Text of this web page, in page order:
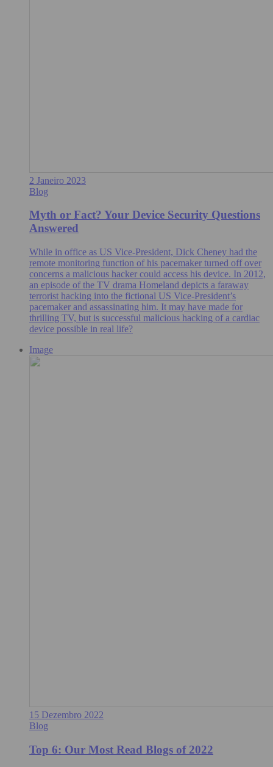
2 Janeiro 2023
Blog
Myth or Fact? Your Device Security Questions
Answered
While in office as US Vice-President, Dick Cheney had the
remote monitoring function of his pacemaker turned off over
concerns a malicious hacker could access his device. In 2012,
an episode of the TV drama Homeland depicts a faraway
terrorist hacking into the fictional US Vice-President’s
pacemaker and assassinating him. It may have made for
thrilling TV, but is successful malicious hacking of a cardiac
device possible in real life?
Image
15 Dezembro 2022
Blog
Top 6: Our Most Read Blogs of 2022